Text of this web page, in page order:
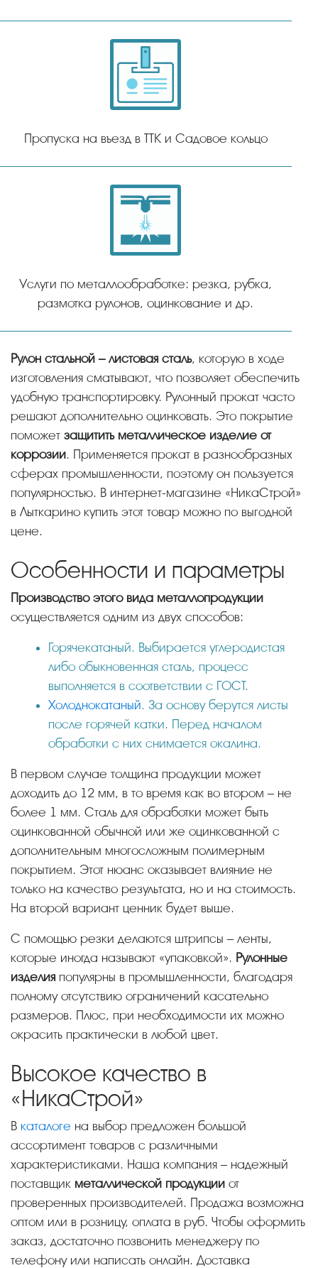
Пропуска на въезд в ТТК и Садовое кольцо
Услуги по металлообработке: резка, рубка,
размотка рулонов, оцинкование и др.
Рулон стальной – листовая сталь, которую в ходе
изготовления сматывают, что позволяет обеспечить
удобную транспортировку. Рулонный прокат часто
решают дополнительно оцинковать. Это покрытие
поможет защитить металлическое изделие от
коррозии. Применяется прокат в разнообразных
сферах промышленности, поэтому он пользуется
популярностью. В интернет-магазине «НикаСтрой»
в Лыткарино купить этот товар можно по выгодной
цене.
Особенности и параметры
Производство этого вида металлопродукции
осуществляется одним из двух способов:
Горячекатаный. Выбирается углеродистая
либо обыкновенная сталь, процесс
выполняется в соответствии с ГОСТ.
Холоднокатаный. За основу берутся листы
после горячей катки. Перед началом
обработки с них снимается окалина.
В первом случае толщина продукции может
доходить до 12 мм, в то время как во втором – не
более 1 мм. Сталь для обработки может быть
оцинкованной обычной или же оцинкованной с
дополнительным многосложным полимерным
покрытием. Этот нюанс оказывает влияние не
только на качество результата, но и на стоимость.
На второй вариант ценник будет выше.
С помощью резки делаются штрипсы – ленты,
которые иногда называют «упаковкой». Рулонные
изделия популярны в промышленности, благодаря
полному отсутствию ограничений касательно
размеров. Плюс, при необходимости их можно
окрасить практически в любой цвет.
Высокое качество в
«НикаСтрой»
каталоге на выбор предложен большой
ассортимент товаров с различными
характеристиками. Наша компания – надежный
поставщик металлической продукции от
проверенных производителей. Продажа возможна
оптом или в розницу, оплата в руб. Чтобы оформить
заказ, достаточно позвонить менеджеру по
телефону или написать онлайн. Доставка